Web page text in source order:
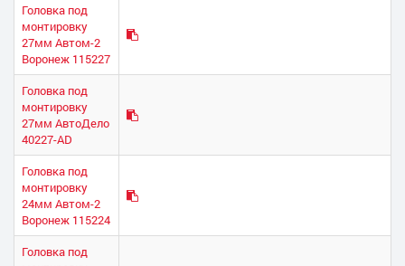
Головка под
монтировку
27мм Автом-2
Воронеж 115227
Головка под
монтировку
27мм АвтоДело
40227-AD
Головка под
монтировку
24мм Автом-2
Воронеж 115224
Головка под